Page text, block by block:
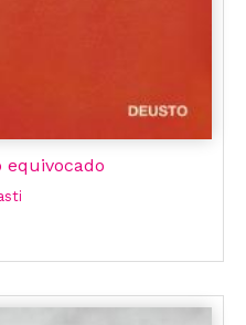
equivocado